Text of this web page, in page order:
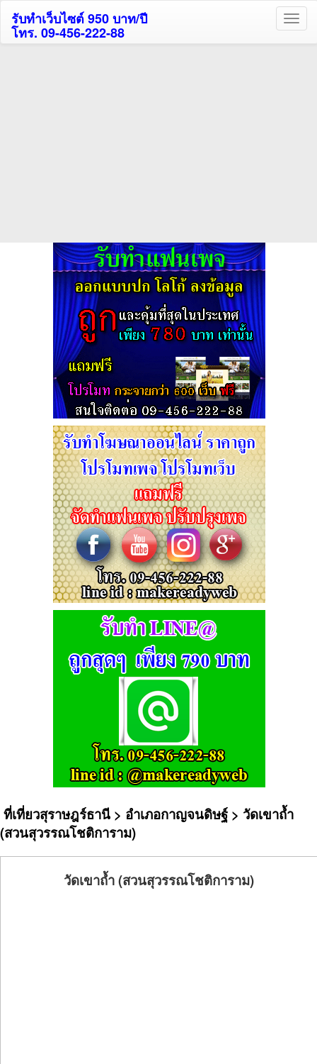
รับทำเว็บไซต์ 950 บาท/ปี
โทร. 09-456-222-88
ที่เที่ยวสุราษฎร์ธานี > อำเภอกาญจนดิษฐ์ > วัดเขาถ้ำ
(สวนสุวรรณโชติการาม)
วัดเขาถ้ำ (สวนสุวรรณโชติการาม)